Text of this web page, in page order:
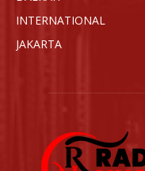
INTERNATIONAL
JAKARTA